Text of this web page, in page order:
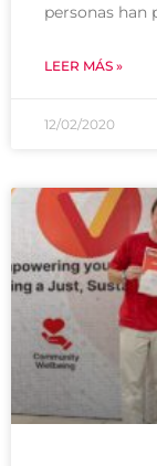
personas han
LEER MÁS »
12/02/2020